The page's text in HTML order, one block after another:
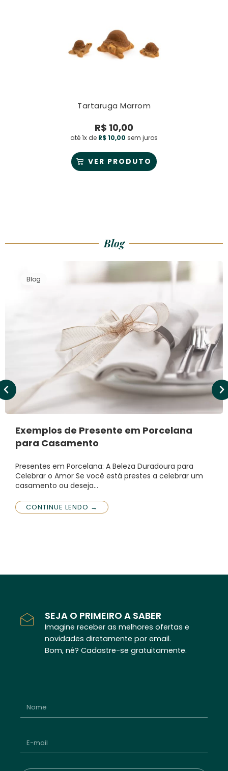
Tartaruga Marrom
R$ 10,00
até 1x de R$ 10,00 sem juros
VER PRODUTO
Blog
Blog
Exemplos de Presente em Porcelana
para Casamento
Presentes em Porcelana: A Beleza Duradoura para
Celebrar o Amor Se você está prestes a celebrar um
casamento ou deseja…
CONTINUE LENDO →
SEJA O PRIMEIRO A SABER
Imagine receber as melhores ofertas e
novidades diretamente por email.
Bom, né? Cadastre-se gratuitamente.